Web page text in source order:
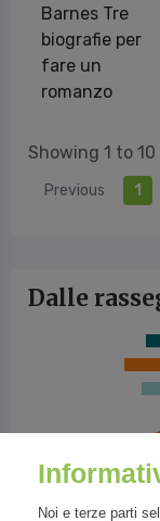
Barnes Tre
biografie per
fare un
romanzo
Showing 1 to
Previous 1
Dalle
Noi e terze parti